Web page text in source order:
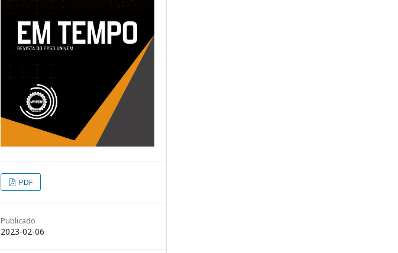
PDF
Publicado
2023-02-06